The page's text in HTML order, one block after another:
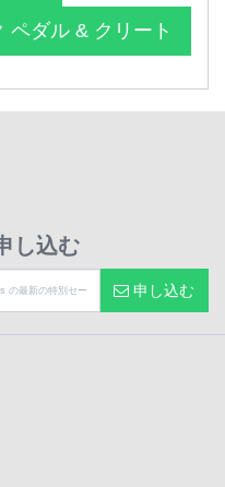
ペダル & クリート
し込む
申し込む